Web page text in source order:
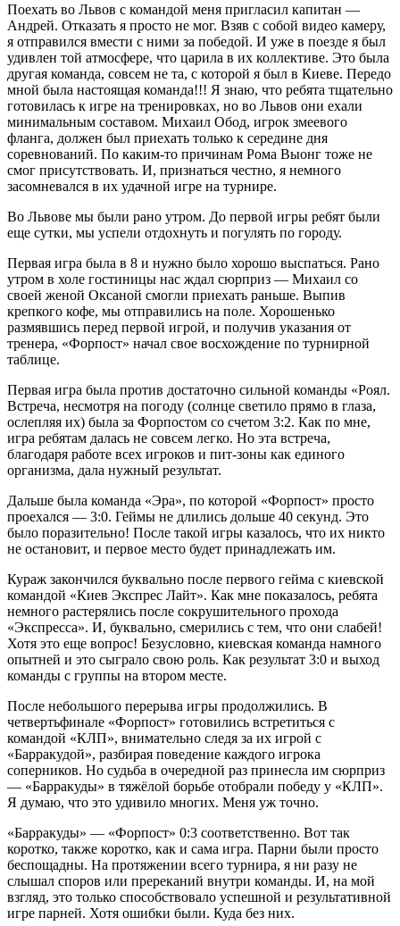
Поехать во Львов с командой меня пригласил капитан —
Андрей. Отказать я просто не мог. Взяв с собой видео камеру,
я отправился вмести с ними за победой. И уже в поезде я был
удивлен той атмосфере, что царила в их коллективе. Это была
другая команда, совсем не та, с которой я был в Киеве. Передо
мной была настоящая команда!!! Я знаю, что ребята тщательно
готовилась к игре на тренировках, но во Львов они ехали
минимальным составом. Михаил Обод, игрок змеевого
фланга, должен был приехать только к середине дня
соревнований. По каким-то причинам Рома Выонг тоже не
смог присутствовать. И, признаться честно, я немного
засомневался в их удачной игре на турнире.
Во Львове мы были рано утром. До первой игры ребят были
еще сутки, мы успели отдохнуть и погулять по городу.
Первая игра была в 8 и нужно было хорошо выспаться. Рано
утром в холе гостиницы нас ждал сюрприз — Михаил со
своей женой Оксаной смогли приехать раньше. Выпив
крепкого кофе, мы отправились на поле. Хорошенько
размявшись перед первой игрой, и получив указания от
тренера, «Форпост» начал свое восхождение по турнирной
таблице.
Первая игра была против достаточно сильной команды «Роял.
Встреча, несмотря на погоду (солнце светило прямо в глаза,
ослепляя их) была за Форпостом со счетом 3:2. Как по мне,
игра ребятам далась не совсем легко. Но эта встреча,
благодаря работе всех игроков и пит-зоны как единого
организма, дала нужный результат.
Дальше была команда «Эра», по которой «Форпост» просто
проехался — 3:0. Геймы не длились дольше 40 секунд. Это
было поразительно! После такой игры казалось, что их никто
не остановит, и первое место будет принадлежать им.
Кураж закончился буквально после первого гейма с киевской
командой «Киев Экспрес Лайт». Как мне показалось, ребята
немного растерялись после сокрушительного прохода
«Экспресса». И, буквально, смерились с тем, что они слабей!
Хотя это еще вопрос! Безусловно, киевская команда намного
опытней и это сыграло свою роль. Как результат 3:0 и выход
команды с группы на втором месте.
После небольшого перерыва игры продолжились. В
четвертьфинале «Форпост» готовились встретиться с
командой «КЛП», внимательно следя за их игрой с
«Барракудой», разбирая поведение каждого игрока
соперников. Но судьба в очередной раз принесла им сюрприз
— «Барракуды» в тяжёлой борьбе отобрали победу у «КЛП».
Я думаю, что это удивило многих. Меня уж точно.
«Барракуды» — «Форпост» 0:3 соответственно. Вот так
коротко, также коротко, как и сама игра. Парни были просто
беспощадны. На протяжении всего турнира, я ни разу не
слышал споров или пререканий внутри команды. И, на мой
взгляд, это только способствовало успешной и результативной
игре парней. Хотя ошибки были. Куда без них.